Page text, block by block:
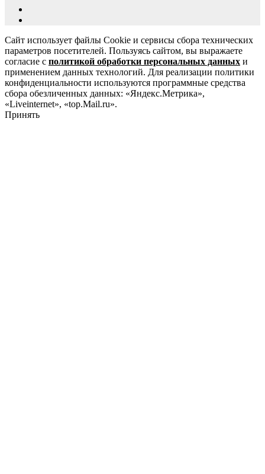
Сайт использует файлы Cookie и сервисы сбора технических
параметров посетителей. Пользуясь сайтом, вы выражаете
согласие с политикой обработки персональных данных и
применением данных технологий. Для реализации политики
конфиденциальности используются программные средства
сбора обезличенных данных: «Яндекс.Метрика»,
«Liveinternet», «top.Mail.ru».
Принять